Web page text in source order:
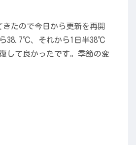
たので今日から更新を再開
38.7℃、それから1日半38℃
して良かったです。季節の変